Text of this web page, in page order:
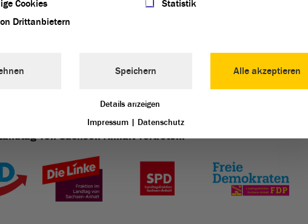
von Sachsen-Anhalt vertreten:
Cookies
Statistik
Drittanbietern
Alle akzeptieren
Speichern
Details anzeigen
Impressum | Datenschutz